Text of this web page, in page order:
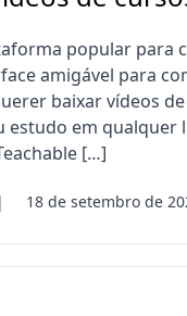
popular
amigável para
baixar vídeos
estudo em
[…]
| 18 de setembro de